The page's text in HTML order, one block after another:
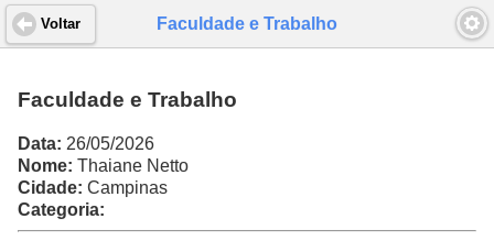
Faculdade e Trabalho
Voltar
Faculdade e Trabalho
Data: 26/05/2026
Nome: Thaiane Netto
Cidade: Campinas
Categoria: